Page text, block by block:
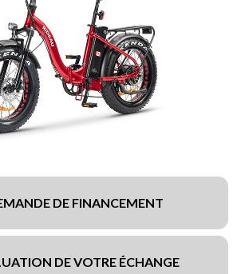
DE FINANCEMENT
DE VOTRE ÉCHANGE